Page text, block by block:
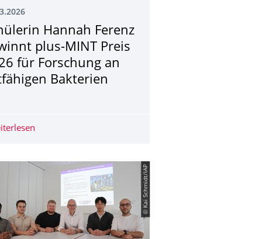
früher erkennen
Leo 🎉
Hannah Ferenz
plus-MINT Preis
für Forschung an
Bakterien
© Kai Schmidt/IAP